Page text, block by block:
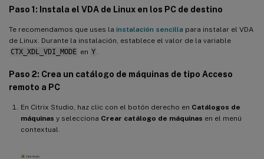
Paso 1: Instala el VDA de Linux en los PC de destino
Te recomendamos que uses la instalación sencilla para instalar el VDA
de Linux. Durante la instalación, establece el valor de la variable
CTX_XDL_VDI_MODE en Y
Paso 2: Crea un catálogo de máquinas de tipo Acceso
remoto a PC
En Citrix Studio, haz clic con el botón derecho en Catálogos de
máquinas y selecciona Crear catálogo de máquinas en el menú
contextual.